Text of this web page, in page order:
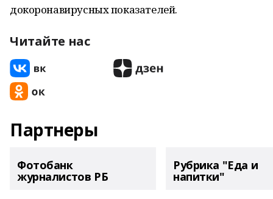
докоронавирусных показателей.
Читайте нас
Партнеры
Фотобанк
журналистов РБ
Рубрика "Еда и
напитки"